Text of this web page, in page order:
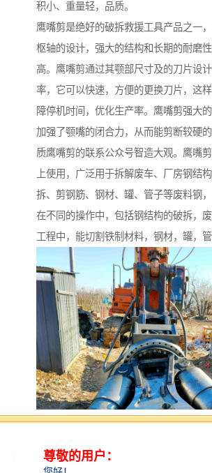
积小、重量轻，品质。
鹰嘴剪是绝好的破拆救援工具产品之一
枢轴的设计，强大的结构和长期的耐磨
高。鹰嘴剪通过其颚部尺寸及的刀片设
率，它可以快速，方便的更换刀片，这
障停机时间，优化生产率。鹰嘴剪强大
加强了颚嘴的闭合力，从而能剪断较硬
质鹰嘴剪的联系公众号智造大观。鹰嘴
上使用，广泛用于拆解废车、厂房钢结
拆、剪钢筋、钢材、罐、管子等废料钢
在不同的操作中，包括钢结构的破拆，
工程中，能切割铁制材料，钢材，罐，管